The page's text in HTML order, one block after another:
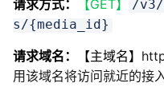
请求方式：
【GET】
/v3/
s/{media_id}
请求域名： 【主域名】
用该域名将访问就近的接